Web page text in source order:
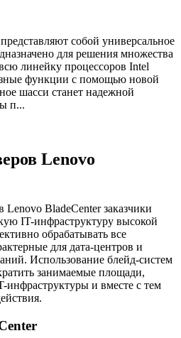
собой универсальное
для решения множества
линейку процессоров Intel
функции с помощью новой
шасси станет надежной
п...
Lenovo
BladeCenter заказчики
IT-инфраструктуру высокой
обрабатывать все
для дата-центров и
Использование блейд-систем
занимаемые площади,
инфраструктуры и вместе с тем